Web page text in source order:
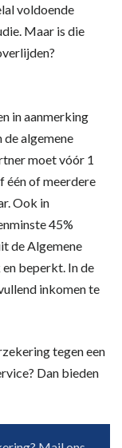
voldoende
Maar is die
in aanmerking
algemene
moet vóór 1
één of meerdere
Ook in
45%
de Algemene
beperkt. In de
inkomen te
tegen een
Dan bieden